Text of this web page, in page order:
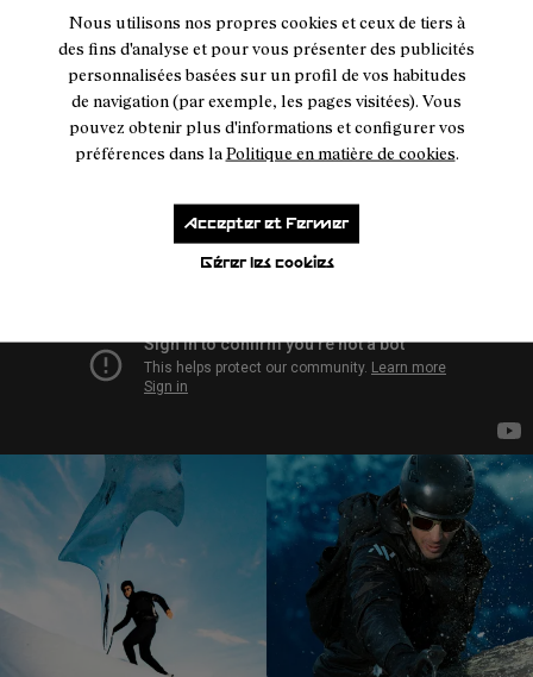
Nous utilisons nos propres cookies et ceux de tiers à
des fins d'analyse et pour vous présenter des publicités
personnalisées basées sur un profil de vos habitudes
de navigation (par exemple, les pages visitées). Vous
pouvez obtenir plus d'informations et configurer vos
préférences dans laPolitique en matière de cookies.
Gérer les cookies
Accepter et Fermer
- NA9JK1U-005
- NA9JK1U-004- NA9JK1U-003- NA9JK1U-002- NA9JK1U-001
Intensity Kilian Jornet
Reactiv Brown